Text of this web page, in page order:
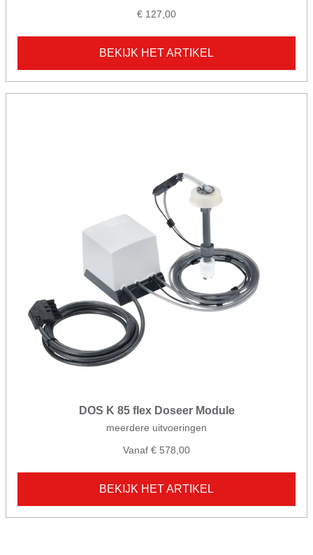
€ 127,00
BEKIJK HET ARTIKEL
DOS K 85 flex Doseer Module
meerdere uitvoeringen
Vanaf € 578,00
BEKIJK HET ARTIKEL